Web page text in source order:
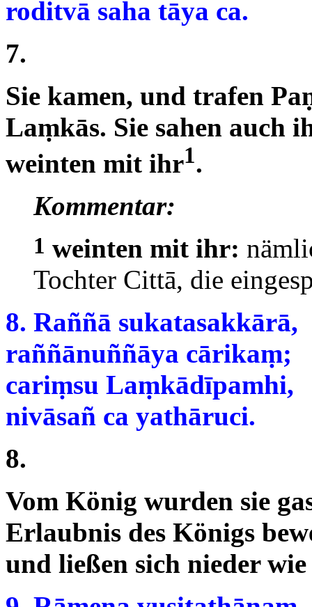
roditvā saha tāya ca.
7.
Sie kamen, und trafen
Laṃkās. Sie sahen auch
weinten mit ihr1.
Kommentar:
1 weinten mit ihr:
Tochter Cittā, die
8. Raññā sukatasakkārā,
raññānuññāya cārikaṃ;
cariṃsu Laṃkādīpamhi,
nivāsañ ca yathāruci.
8.
Vom König wurden sie
Erlaubnis des Königs
und ließen sich nieder